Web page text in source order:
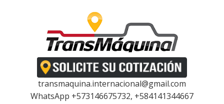
transmaquina.internacional@gmail.com
WhatsApp +573146675732, +584141344667